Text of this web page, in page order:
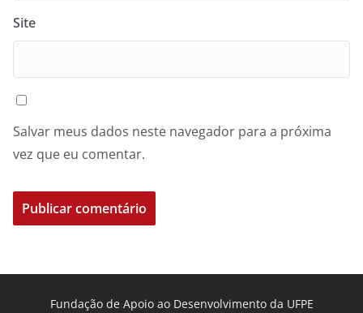
Site
Salvar meus dados neste navegador para a próxima
vez que eu comentar.
Fundação de Apoio ao Desenvolvimento da UFPE